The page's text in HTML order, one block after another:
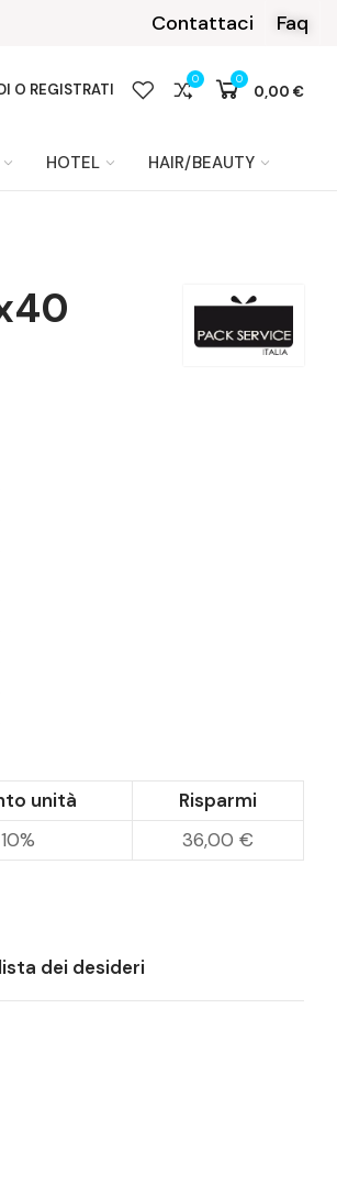
Contattaci Faq
O REGISTRATI
0 0
0,00 €
HOTEL HAIR/BEAUTY
unità
Risparmi
10% 36,00 €
dei desideri